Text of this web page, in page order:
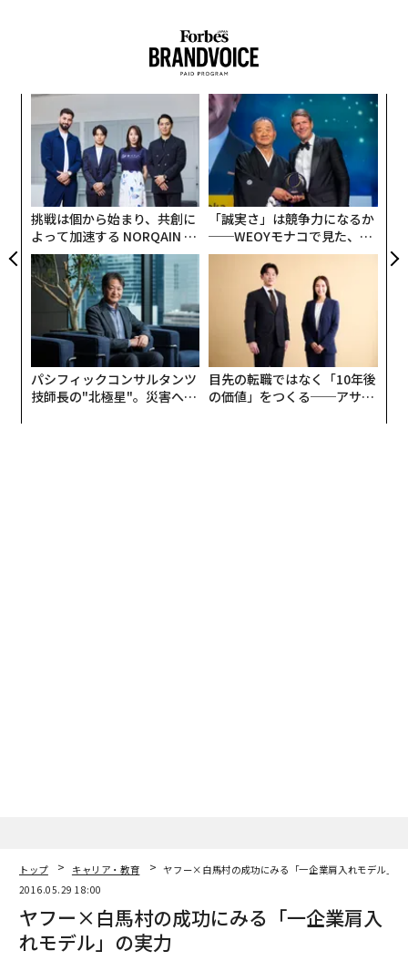
挑戦は個から始まり、共創に
よって加速する NORQAIN JA
PAN 特別座談会
「誠実さ」は競争力になるか
──WEOYモナコで見た、く
ら寿司の経営哲学
パシフィックコンサルタンツ
技師長の"北極星"。災害への
目先の転職ではなく「10年後
の価値」をつくる──アサイ
トップ キャリア・教育
ヤフー×白馬村の成功にみる「一企業肩入れモデル」の
2016.05.29 18:00
ヤフー×白馬村の成功にみる「一企業肩入
れモデル」の実力